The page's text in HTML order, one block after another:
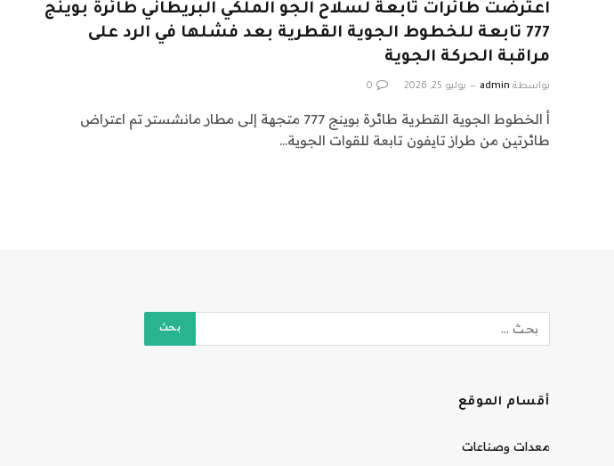
اعترضت طائرات تابعة لسلاح الجو الملكي البريطاني طائرة بوينج
777 تابعة للخطوط الجوية القطرية بعد فشلها في الرد على
مراقبة الحركة الجوية
بواسطة admin يوليو 25, 2026 0
أ الخطوط الجوية القطرية طائرة بوينج 777 متجهة إلى مطار مانشستر تم اعتراض
طائرتين من طراز تايفون تابعة للقوات الجوية…
أقسام الموقع
معدات وصناعات